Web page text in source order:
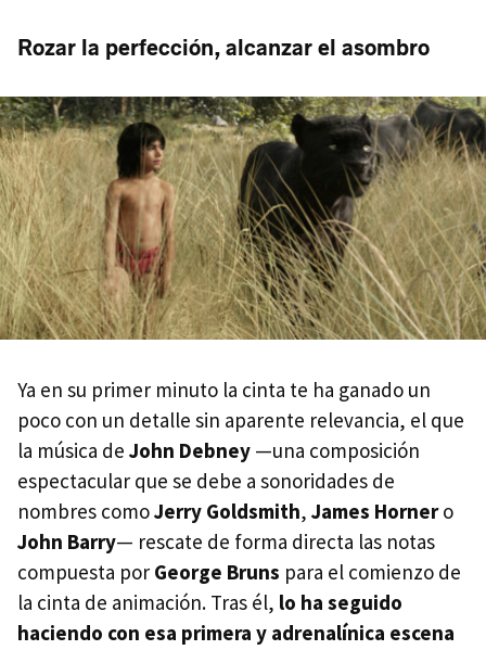
Rozar la perfección, alcanzar el asombro
Ya en su primer minuto la cinta te ha ganado un
poco con un detalle sin aparente relevancia, el que
la música de John Debney —una composición
espectacular que se debe a sonoridades de
nombres comoJerry Goldsmith, James Hornero
John Barry— rescate de forma directa las notas
compuesta por George Bruns para el comienzo de
la cinta de animación. Tras él, lo ha seguido
haciendo con esa primera y adrenalínica escena